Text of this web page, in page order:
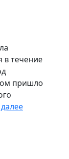
в течение
пришло